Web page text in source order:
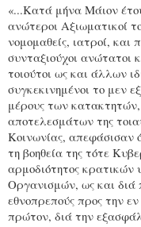
«...Κατά μήνα Μάιον
ανώτεροι Αξιωματικοί
νομομαθείς, ιατροί, και
συνταξιούχοι ανώτατοι
τοιούτοι ως και άλλων
συγκεκινημένοι το μεν
μέρους των
αποτελεσμάτων της
Κοινωνίας, απεφάσισαν
τη βοηθεία της τότε
αρμοδιότητος κρατικών
Οργανισμών, ως και διά
εθνοπρεπούς προς την
πρώτον, διά την